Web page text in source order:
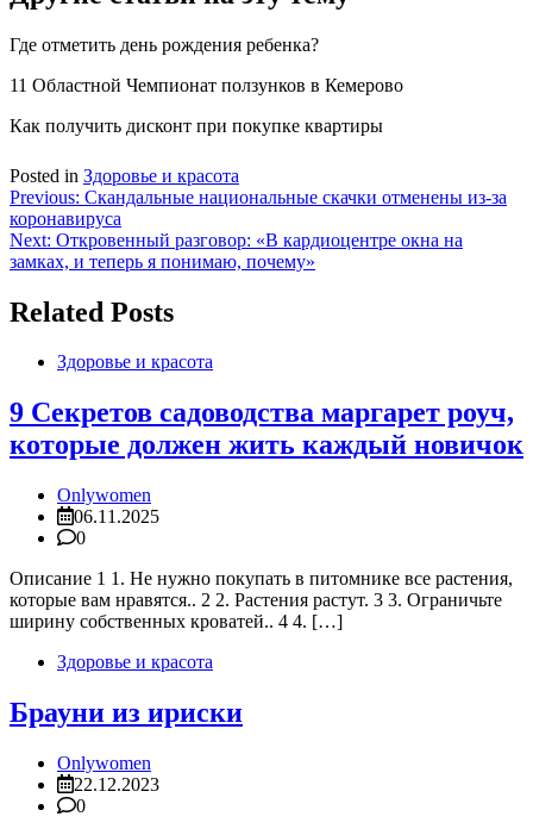
Где отметить день рождения ребенка?
11 Областной Чемпионат ползунков в Кемерово
Как получить дисконт при покупке квартиры
Posted in Здоровье и красота
Навигация
по
записям
Previous: Скандальные национальные скачки отменены из-за
коронавируса
Next: Откровенный разговор: «В кардиоцентре окна на
замках, и теперь я понимаю, почему»
Related Posts
Здоровье и красота
9 Секретов садоводства маргарет роуч,
которые должен жить каждый новичок
Onlywomen
06.11.2025
0
Описание 1 1. Не нужно покупать в питомнике все растения,
которые вам нравятся.. 2 2. Растения растут. 3 3. Ограничьте
ширину собственных кроватей.. 4 4. […]
Здоровье и красота
Брауни из ириски
Onlywomen
22.12.2023
0